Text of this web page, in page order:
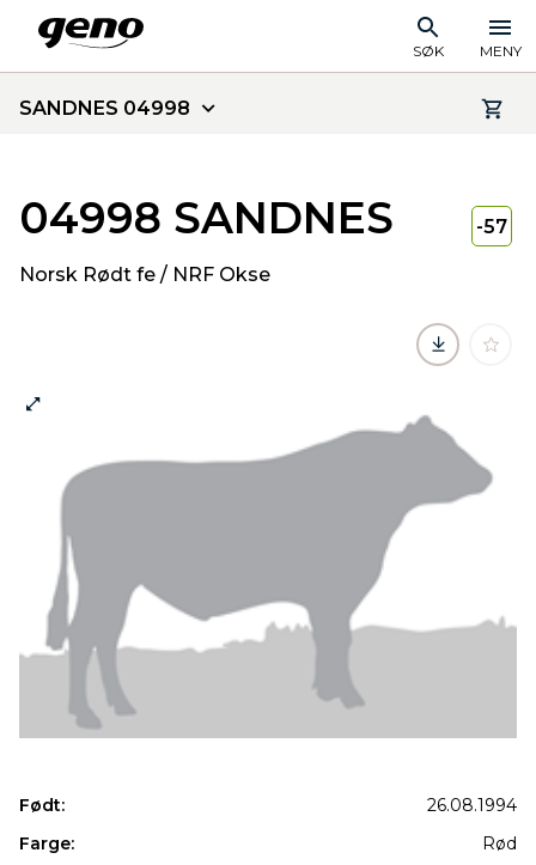
SØK MENY
SANDNES 04998
04998 SANDNES
Norsk Rødt fe / NRF Okse
-57
Født:
26.08.1994
Farge:
Rød